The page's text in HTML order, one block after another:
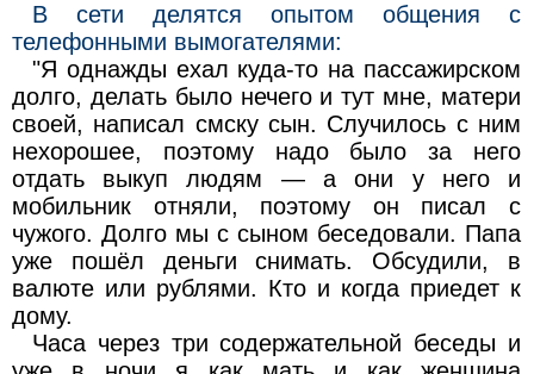
В сети делятся опытом общения с
телефонными вымогателями:
"Я однажды ехал куда-то на пассажирском
долго, делать было нечего и тут мне, матери
своей, написал смску сын. Случилось с ним
нехорошее, поэтому надо было за него
отдать выкуп людям — а они у него и
мобильник отняли, поэтому он писал с
чужого. Долго мы с сыном беседовали. Папа
уже пошёл деньги снимать. Обсудили, в
валюте или рублями. Кто и когда приедет к
дому.
Часа через три содержательной беседы и